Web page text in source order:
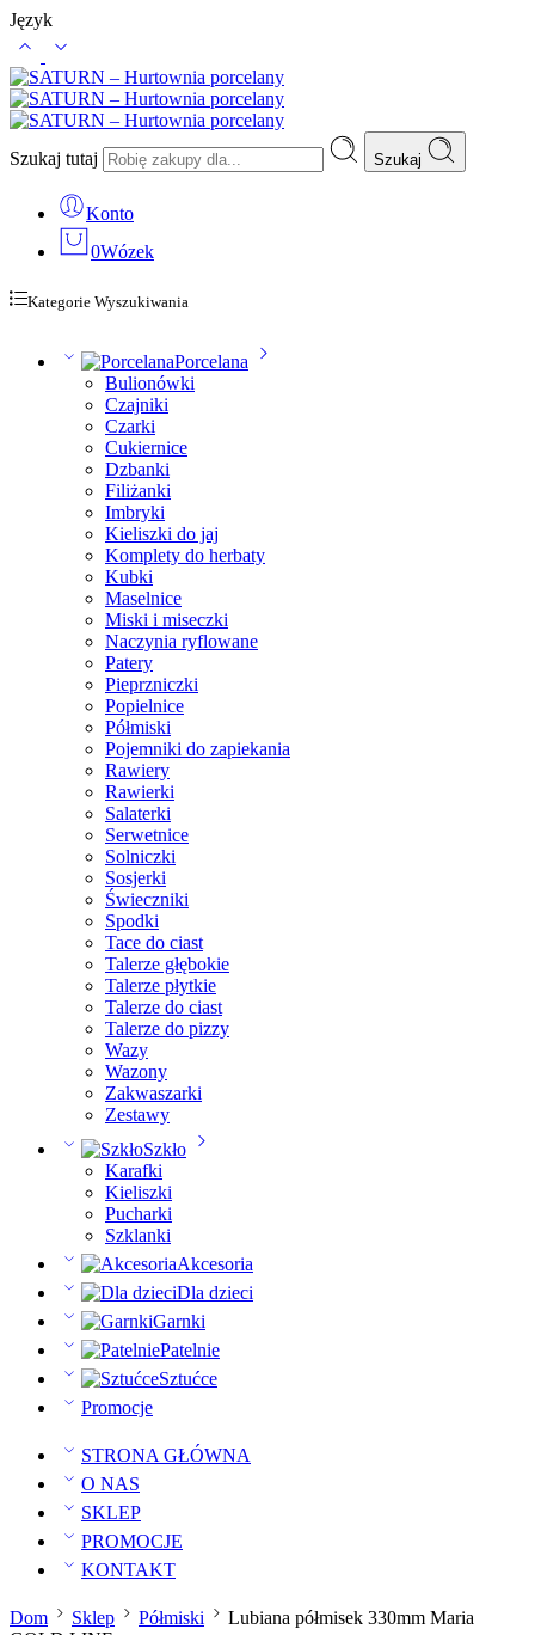
Język
Szukaj tutaj Szukaj
Konto
0Wózek
Kategorie Wyszukiwania
Porcelana
Bulionówki
Czajniki
Czarki
Cukiernice
Dzbanki
Filiżanki
Imbryki
Kieliszki do jaj
Komplety do herbaty
Kubki
Maselnice
Miski i miseczki
Naczynia ryflowane
Patery
Pieprzniczki
Popielnice
Półmiski
Pojemniki do zapiekania
Rawiery
Rawierki
Salaterki
Serwetnice
Solniczki
Sosjerki
Świeczniki
Spodki
Tace do ciast
Talerze głębokie
Talerze płytkie
Talerze do ciast
Talerze do pizzy
Wazy
Wazony
Zakwaszarki
Zestawy
Szkło
Karafki
Kieliszki
Pucharki
Szklanki
Akcesoria
Dla dzieci
Garnki
Patelnie
Sztućce
Promocje
STRONA GŁÓWNA
O NAS
SKLEP
PROMOCJE
KONTAKT
Dom Sklep Półmiski
Lubiana półmisek 330mm Maria